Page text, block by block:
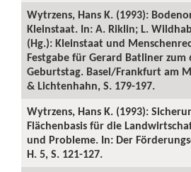
Wytrzens, Hans K. (1993):
Kleinstaat. In: A. Riklin; L.
(Hg.): Kleinstaat und
Festgabe für Gerard Batliner zum
Geburtstag. Basel/Frankfurt am
& Lichtenhahn, S. 179-197.
Wytrzens, Hans K. (1993):
Flächenbasis für die
und Probleme. In: Der
H. 5, S. 121-127.